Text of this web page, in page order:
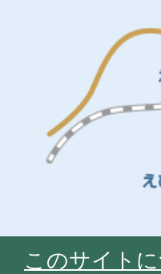
このサイト